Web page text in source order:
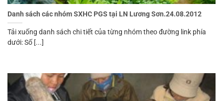
Danh sách các nhóm SXHC PGS tại LN Lương Sơn.24.08.2012
Tải xuống danh sách chi tiết của từng nhóm theo đường link phía
dưới: Số [...]